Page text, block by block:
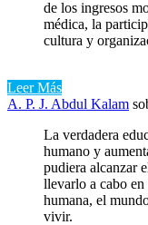
de los ingresos
médica, la
cultura y
Leer Más
A. P. J. Abdul Kalam
La verdadera
humano y
pudiera alcanzar
llevarlo a cabo
humana, el
vivir.